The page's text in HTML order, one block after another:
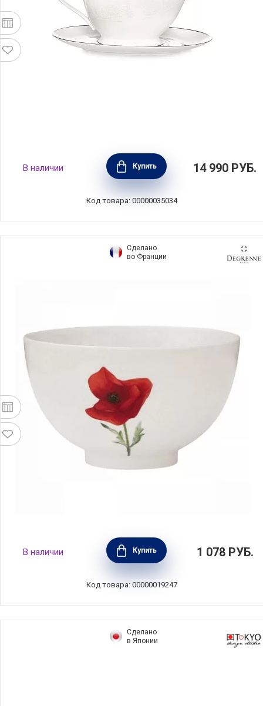
Соусник на подставке "Рошель" 560 мл,
фарфор костяной, Narumi, Япония, NAR-
50454-59097
В наличии Купить 14 990 РУБ.
Код товара: 00000035034
Сделано
во Франции
Соусник Vent de Coquelicot 8 см материал
фарфор, цвет белый, Guy Degrenne,
Франция, 154182
В наличии Купить 1 078 РУБ.
Код товара: 00000019247
Сделано
в Японии